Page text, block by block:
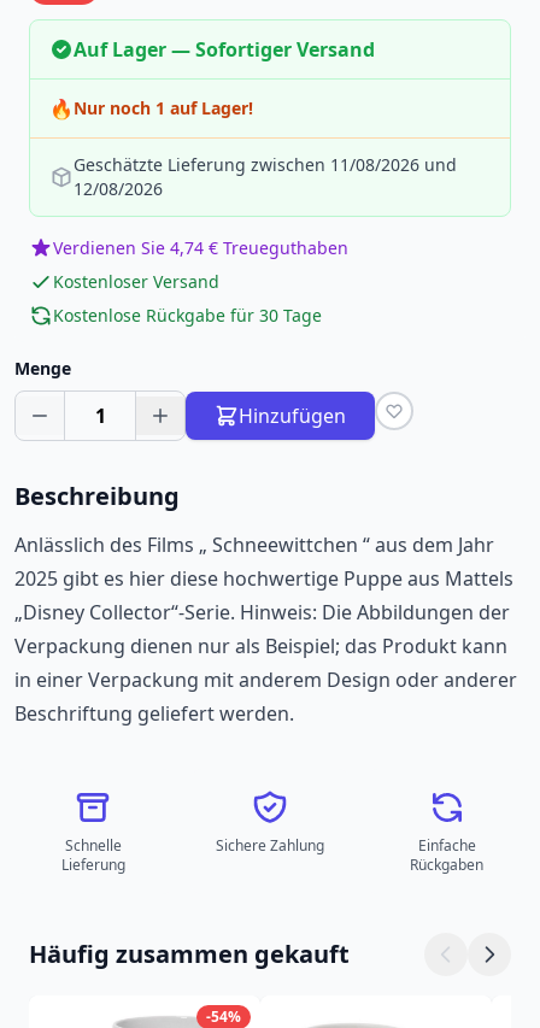
Auf Lager — Sofortiger Versand
🔥 Nur noch 1 auf Lager!
Geschätzte Lieferung zwischen 11/08/2026 und
12/08/2026
Verdienen Sie 4,74 € Treueguthaben
Kostenloser Versand
Kostenlose Rückgabe für 30 Tage
Menge
1 Hinzufügen
Beschreibung
Anlässlich des Films „ Schneewittchen “ aus dem Jahr
2025 gibt es hier diese hochwertige Puppe aus Mattels
„Disney Collector“-Serie. Hinweis: Die Abbildungen der
Verpackung dienen nur als Beispiel; das Produkt kann
in einer Verpackung mit anderem Design oder anderer
Beschriftung geliefert werden.
Schnelle
Lieferung
Sichere Zahlung
Einfache
Rückgaben
Häufig zusammen gekauft
-54%